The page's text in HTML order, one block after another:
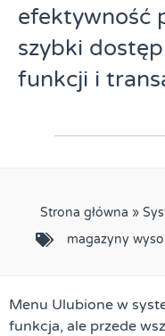
efektywność
szybki
funkcji i
Strona główna »
magazyny
Menu Ulubione w
funkcja, ale przede